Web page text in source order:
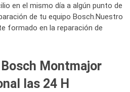
en el mismo día a algún punto de
de tu equipo Bosch.Nuestro
formado en la reparación de
Montmajor
las 24 H